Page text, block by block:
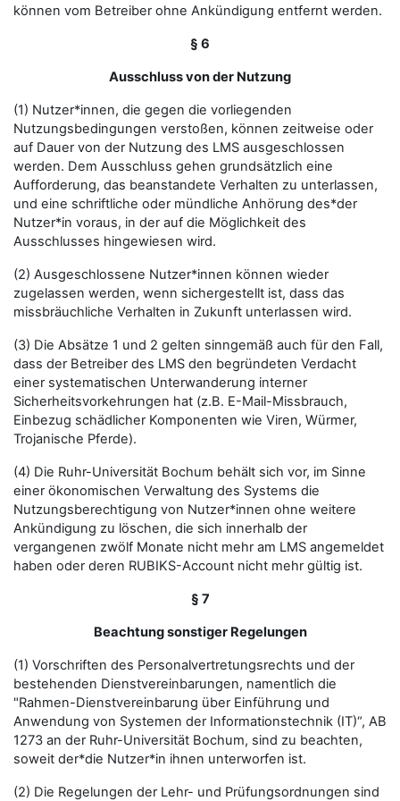
können vom Betreiber ohne Ankündigung entfernt werden.
§ 6
Ausschluss von der Nutzung
(1) Nutzer*innen, die gegen die vorliegenden
Nutzungsbedingungen verstoßen, können zeitweise oder
auf Dauer von der Nutzung des LMS ausgeschlossen
werden. Dem Ausschluss gehen grundsätzlich eine
Aufforderung, das beanstandete Verhalten zu unterlassen,
und eine schriftliche oder mündliche Anhörung des*der
Nutzer*in voraus, in der auf die Möglichkeit des
Ausschlusses hingewiesen wird.
(2) Ausgeschlossene Nutzer*innen können wieder
zugelassen werden, wenn sichergestellt ist, dass das
missbräuchliche Verhalten in Zukunft unterlassen wird.
(3) Die Absätze 1 und 2 gelten sinngemäß auch für den Fall,
dass der Betreiber des LMS den begründeten Verdacht
einer systematischen Unterwanderung interner
Sicherheitsvorkehrungen hat (z.B. E-Mail-Missbrauch,
Einbezug schädlicher Komponenten wie Viren, Würmer,
Trojanische Pferde).
(4) Die Ruhr-Universität Bochum behält sich vor, im Sinne
einer ökonomischen Verwaltung des Systems die
Nutzungsberechtigung von Nutzer*innen ohne weitere
Ankündigung zu löschen, die sich innerhalb der
vergangenen zwölf Monate nicht mehr am LMS angemeldet
haben oder deren RUBIKS-Account nicht mehr gültig ist.
§ 7
Beachtung sonstiger Regelungen
(1) Vorschriften des Personalvertretungsrechts und der
bestehenden Dienstvereinbarungen, namentlich die
"Rahmen-Dienstvereinbarung über Einführung und
Anwendung von Systemen der Informationstechnik (IT)“, AB
1273 an der Ruhr-Universität Bochum, sind zu beachten,
soweit der*die Nutzer*in ihnen unterworfen ist.
(2) Die Regelungen der Lehr- und Prüfungsordnungen sind